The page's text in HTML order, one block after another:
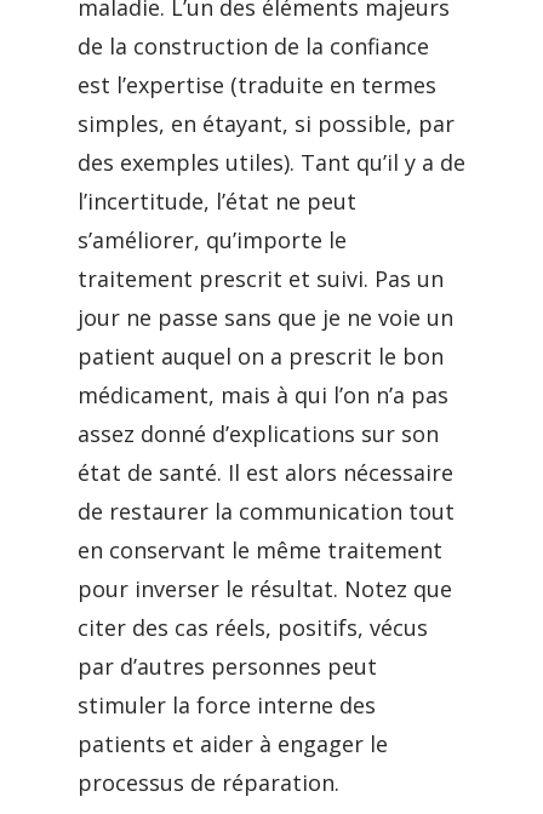
maladie. L’un des éléments majeurs
de la construction de la confiance
est l’expertise (traduite en termes
simples, en étayant, si possible, par
des exemples utiles). Tant qu’il y a de
l’incertitude, l’état ne peut
s’améliorer, qu’importe le
traitement prescrit et suivi. Pas un
jour ne passe sans que je ne voie un
patient auquel on a prescrit le bon
médicament, mais à qui l’on n’a pas
assez donné d’explications sur son
état de santé. Il est alors nécessaire
de restaurer la communication tout
en conservant le même traitement
pour inverser le résultat. Notez que
citer des cas réels, positifs, vécus
par d’autres personnes peut
stimuler la force interne des
patients et aider à engager le
processus de réparation.